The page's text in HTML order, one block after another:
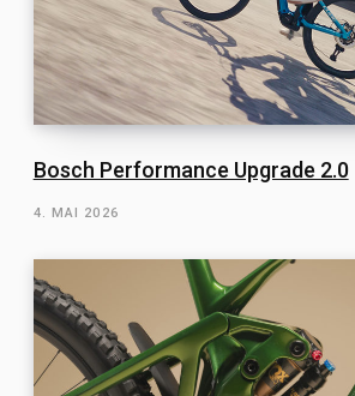
Bosch Performance Upgrade 2.0
4. MAI 2026